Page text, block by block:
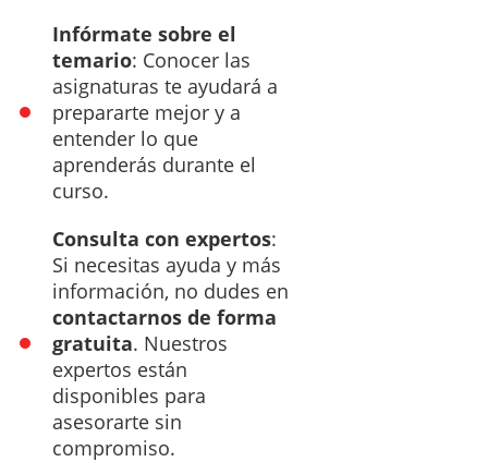
Infórmate sobre el
temario: Conocer las
asignaturas te ayudará a
prepararte mejor y a
entender lo que
aprenderás durante el
curso.
Consulta con expertos:
Si necesitas ayuda y más
información, no dudes en
contactarnos de forma
gratuita. Nuestros
expertos están
disponibles para
asesorarte sin
compromiso.